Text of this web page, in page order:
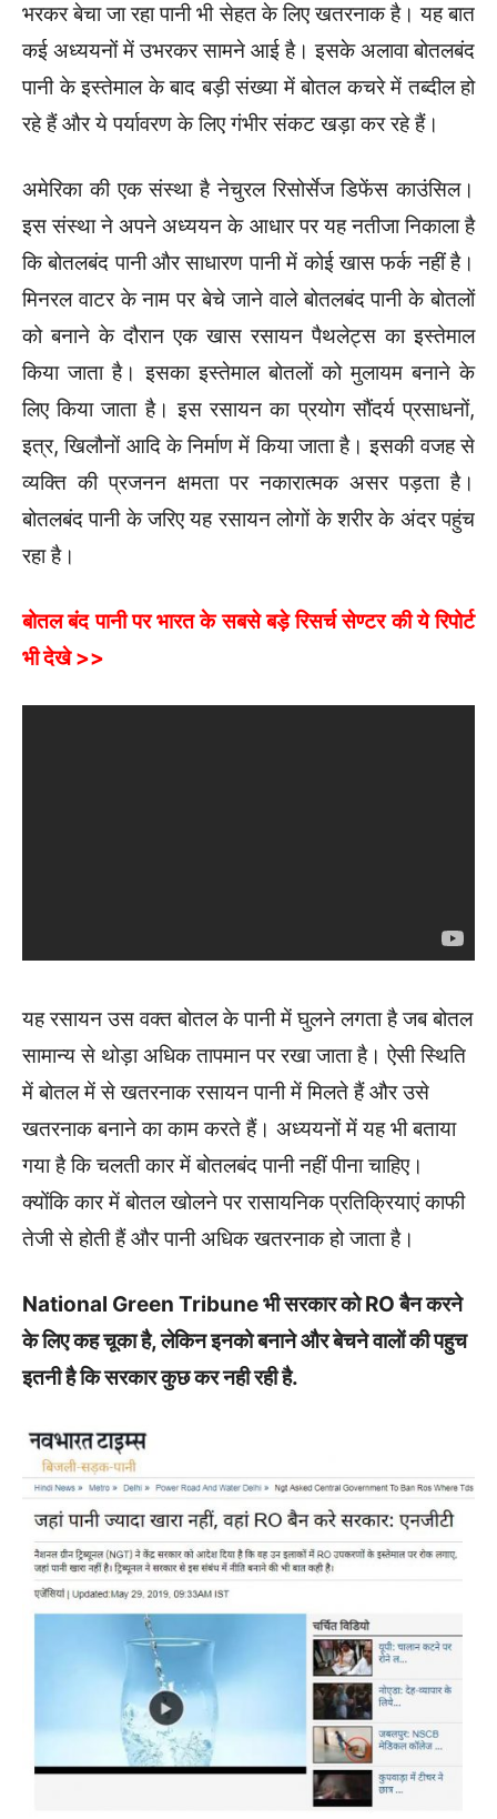
भरकर बेचा जा रहा पानी भी सेहत के लिए खतरनाक है। यह बात
कई अध्ययनों में उभरकर सामने आई है। इसके अलावा बोतलबंद
पानी के इस्तेमाल के बाद बड़ी संख्या में बोतल कचरे में तब्दील हो
रहे हैं और ये पर्यावरण के लिए गंभीर संकट खड़ा कर रहे हैं।
अमेरिका की एक संस्था है नेचुरल रिसोर्सेज डिफेंस काउंसिल।
इस संस्था ने अपने अध्ययन के आधार पर यह नतीजा निकाला है
कि बोतलबंद पानी और साधारण पानी में कोई खास फर्क नहीं है।
मिनरल वाटर के नाम पर बेचे जाने वाले बोतलबंद पानी के बोतलों
को बनाने के दौरान एक खास रसायन पैथलेट्स का इस्तेमाल
किया जाता है। इसका इस्तेमाल बोतलों को मुलायम बनाने के
लिए किया जाता है। इस रसायन का प्रयोग सौंदर्य प्रसाधनों,
इत्र, खिलौनों आदि के निर्माण में किया जाता है। इसकी वजह से
व्यक्ति की प्रजनन क्षमता पर नकारात्मक असर पड़ता है।
बोतलबंद पानी के जरिए यह रसायन लोगों के शरीर के अंदर पहुंच
रहा है।
बोतल बंद पानी पर भारत के सबसे बड़े रिसर्च सेण्टर की ये रिपोर्ट
भी देखे >>
यह रसायन उस वक्त बोतल के पानी में घुलने लगता है जब बोतल
सामान्य से थोड़ा अधिक तापमान पर रखा जाता है। ऐसी स्थिति
में बोतल में से खतरनाक रसायन पानी में मिलते हैं और उसे
खतरनाक बनाने का काम करते हैं। अध्ययनों में यह भी बताया
गया है कि चलती कार में बोतलबंद पानी नहीं पीना चाहिए।
क्योंकि कार में बोतल खोलने पर रासायनिक प्रतिक्रियाएं काफी
तेजी से होती हैं और पानी अधिक खतरनाक हो जाता है।
National Green Tribune भी सरकार को RO बैन करने
के लिए कह चूका है, लेकिन इनको बनाने और बेचने वालों की पहुच
इतनी है कि सरकार कुछ कर नही रही है.